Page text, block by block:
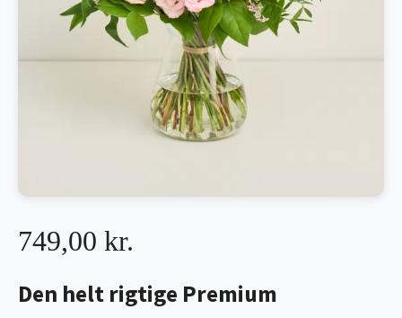
Den helt rigtige Premium
749,00 kr.